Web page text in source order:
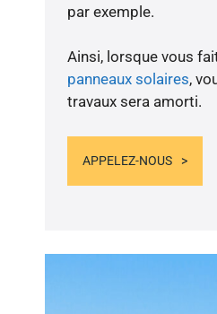
par exemple.
Ainsi, lorsque vous
panneaux solaires,
travaux sera amorti.
APPELEZ-NOUS